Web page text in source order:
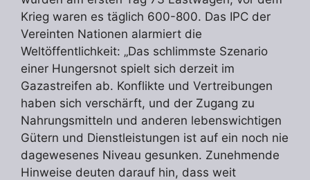
Krieg waren es täglich 600-800. Das IPC der
Vereinten Nationen alarmiert die
Weltöffentlichkeit: „Das schlimmste Szenario
einer Hungersnot spielt sich derzeit im
Gazastreifen ab. Konflikte und Vertreibungen
haben sich verschärft, und der Zugang zu
Nahrungsmitteln und anderen lebenswichtigen
Gütern und Dienstleistungen ist auf ein noch nie
dagewesenes Niveau gesunken. Zunehmende
Hinweise deuten darauf hin, dass weit